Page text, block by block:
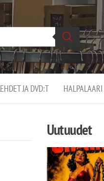
JA DVD:T HALPALAARI
Uutuudet